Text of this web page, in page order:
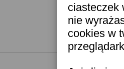
ciasteczek
nie
cookies w